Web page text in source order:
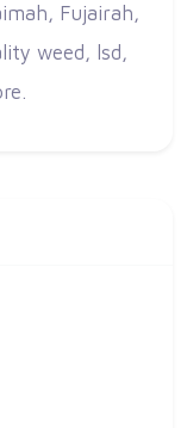
Fujairah,
weed, lsd,